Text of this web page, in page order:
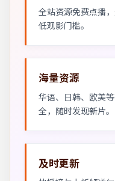
全站资源免费点播
低观影门槛。
海量资源
华语、日韩、欧美
全，随时发现新片。
及时更新